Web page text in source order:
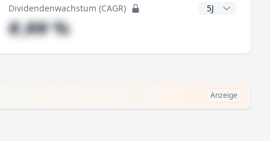
Dividendenwachstum (CAGR) CAGR Jahre
#,## %
Anzeige